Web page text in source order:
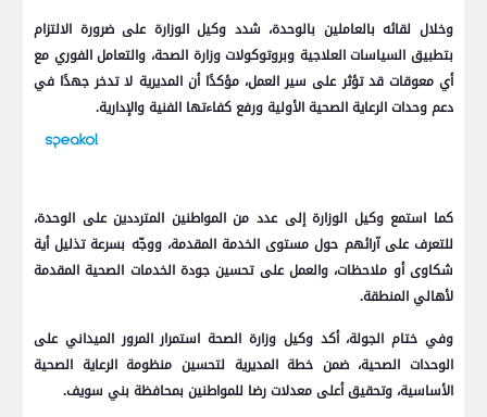
وخلال لقائه بالعاملين بالوحدة، شدد وكيل الوزارة على ضرورة الالتزام
بتطبيق السياسات العلاجية وبروتوكولات وزارة الصحة، والتعامل الفوري مع
أي معوقات قد تؤثر على سير العمل، مؤكدًا أن المديرية لا تدخر جهدًا في
دعم وحدات الرعاية الصحية الأولية ورفع كفاءتها الفنية والإدارية.
كما استمع وكيل الوزارة إلى عدد من المواطنين المترددين على الوحدة،
للتعرف على آرائهم حول مستوى الخدمة المقدمة، ووجّه بسرعة تذليل أية
شكاوى أو ملاحظات، والعمل على تحسين جودة الخدمات الصحية المقدمة
لأهالي المنطقة.
وفي ختام الجولة، أكد وكيل وزارة الصحة استمرار المرور الميداني على
الوحدات الصحية، ضمن خطة المديرية لتحسين منظومة الرعاية الصحية
الأساسية، وتحقيق أعلى معدلات رضا للمواطنين بمحافظة بني سويف.